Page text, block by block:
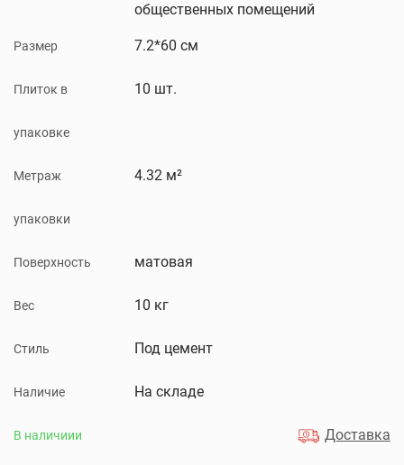
общественных помещений
Размер 7.2*60 см
Плиток в
упаковке
10 шт.
Метраж
упаковки
4.32 м²
Поверхность матовая
Вес 10 кг
Стиль Под цемент
Наличие На складе
В наличиии Доставка